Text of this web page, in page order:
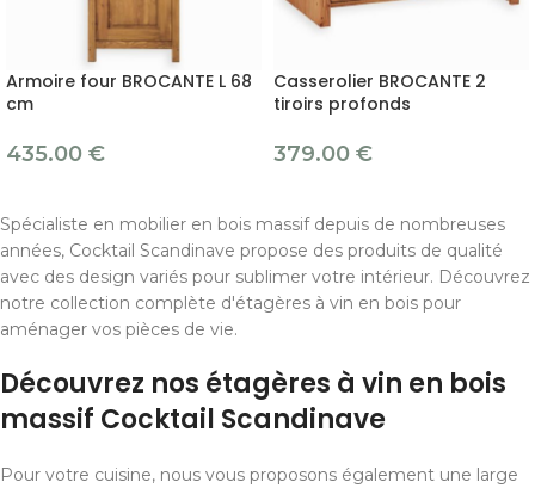
Armoire four BROCANTE L 68
cm
435.00 €
Casserolier BROCANTE 2
tiroirs profonds
379.00 €
Spécialiste en mobilier en bois massif depuis de nombreuses
années, Cocktail Scandinave propose des produits de qualité
avec des design variés pour sublimer votre intérieur. Découvrez
notre collection complète d'étagères à vin en bois pour
aménager vos pièces de vie.
Découvrez nos étagères à vin en bois
massif Cocktail Scandinave
Pour votre cuisine, nous vous proposons également une large